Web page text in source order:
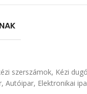
szerszámok, Kézi
, Autóipar, Elektronikai